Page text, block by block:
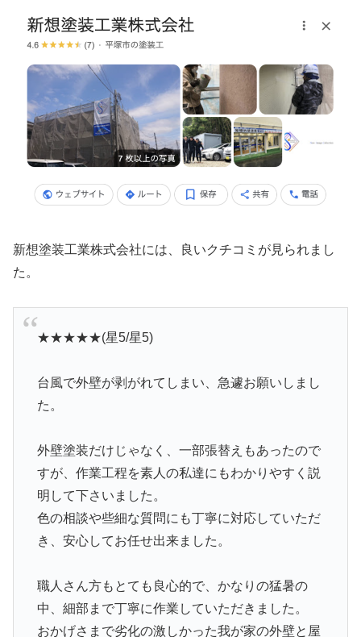
新想塗装工業株式会社には、良いクチコミが見られまし
た。
★★★★★(星5/星5)
台風で外壁が剥がれてしまい、急遽お願いしまし
た。
外壁塗装だけじゃなく、一部張替えもあったので
すが、作業工程を素人の私達にもわかりやすく説
明して下さいました。
色の相談や些細な質問にも丁寧に対応していただ
き、安心してお任せ出来ました。
職人さん方もとても良心的で、かなりの猛暑の
中、細部まで丁寧に作業していただきました。
おかげさまで劣化の激しかった我が家の外壁と屋